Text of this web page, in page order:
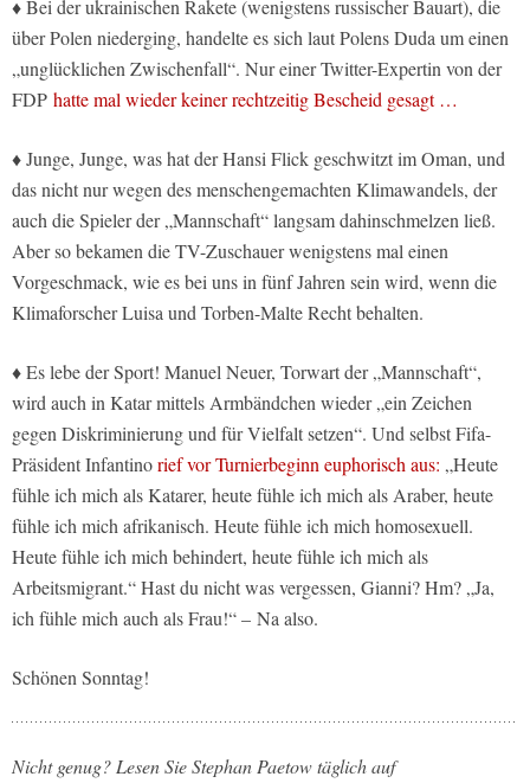
♦ Bei der ukrainischen Rakete (wenigstens russischer Bauart), die
über Polen niederging, handelte es sich laut Polens Duda um einen
„unglücklichen Zwischenfall“. Nur einer Twitter-Expertin von der
FDP hatte mal wieder keiner rechtzeitig Bescheid gesagt …
♦ Junge, Junge, was hat der Hansi Flick geschwitzt im Oman, und
das nicht nur wegen des menschengemachten Klimawandels, der
auch die Spieler der „Mannschaft“ langsam dahinschmelzen ließ.
Aber so bekamen die TV-Zuschauer wenigstens mal einen
Vorgeschmack, wie es bei uns in fünf Jahren sein wird, wenn die
Klimaforscher Luisa und Torben-Malte Recht behalten.
♦ Es lebe der Sport! Manuel Neuer, Torwart der „Mannschaft“,
wird auch in Katar mittels Armbändchen wieder „ein Zeichen
gegen Diskriminierung und für Vielfalt setzen“. Und selbst Fifa-
Präsident Infantinorief vor Turnierbeginn euphorisch aus: „Heute
fühle ich mich als Katarer, heute fühle ich mich als Araber, heute
fühle ich mich afrikanisch. Heute fühle ich mich homosexuell.
Heute fühle ich mich behindert, heute fühle ich mich als
Arbeitsmigrant.“ Hast du nicht was vergessen, Gianni? Hm? „Ja,
ich fühle mich auch als Frau!“ – Na also.
Schönen Sonntag!
Nicht genug? Lesen Sie Stephan Paetow täglich auf